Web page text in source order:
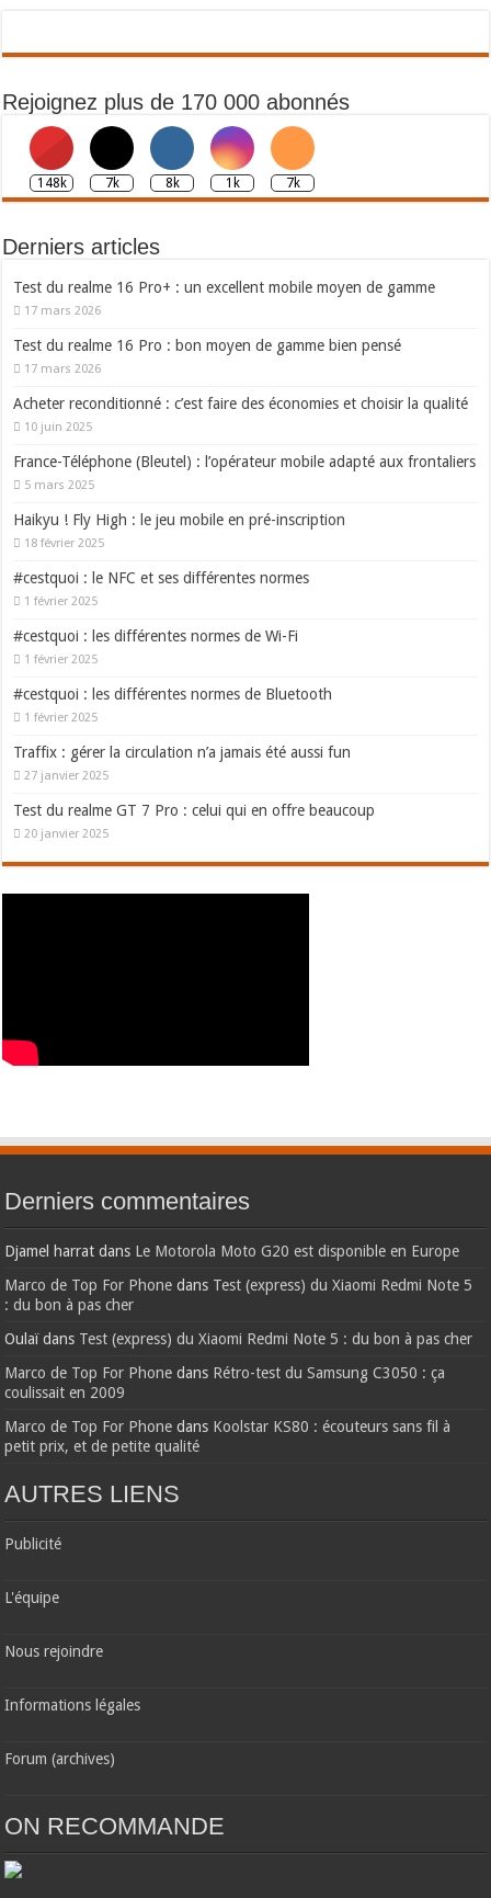
Rejoignez plus de 170 000 abonnés
148k 7k 8k 1k 7k
Derniers articles
Test du realme 16 Pro+ : un excellent mobile moyen de gamme
17 mars 2026
Test du realme 16 Pro : bon moyen de gamme bien pensé
17 mars 2026
Acheter reconditionné : c’est faire des économies et choisir la qualité
10 juin 2025
France-Téléphone (Bleutel) : l’opérateur mobile adapté aux frontaliers
5 mars 2025
Haikyu ! Fly High : le jeu mobile en pré-inscription
18 février 2025
#cestquoi : le NFC et ses différentes normes
1 février 2025
#cestquoi : les différentes normes de Wi-Fi
1 février 2025
#cestquoi : les différentes normes de Bluetooth
1 février 2025
Traffix : gérer la circulation n’a jamais été aussi fun
27 janvier 2025
Test du realme GT 7 Pro : celui qui en offre beaucoup
20 janvier 2025
Derniers commentaires
Djamel harrat dans Le Motorola Moto G20 est disponible en Europe
Marco de Top For Phone dans Test (express) du Xiaomi Redmi Note 5
: du bon à pas cher
Oulaïdans Test (express) du Xiaomi Redmi Note 5 : du bon à pas cher
Marco de Top For Phone dans Rétro-test du Samsung C3050 : ça
coulissait en 2009
Marco de Top For Phone dans Koolstar KS80 : écouteurs sans fil à
petit prix, et de petite qualité
AUTRES LIENS
Publicité
L'équipe
Nous rejoindre
Informations légales
Forum (archives)
ON RECOMMANDE